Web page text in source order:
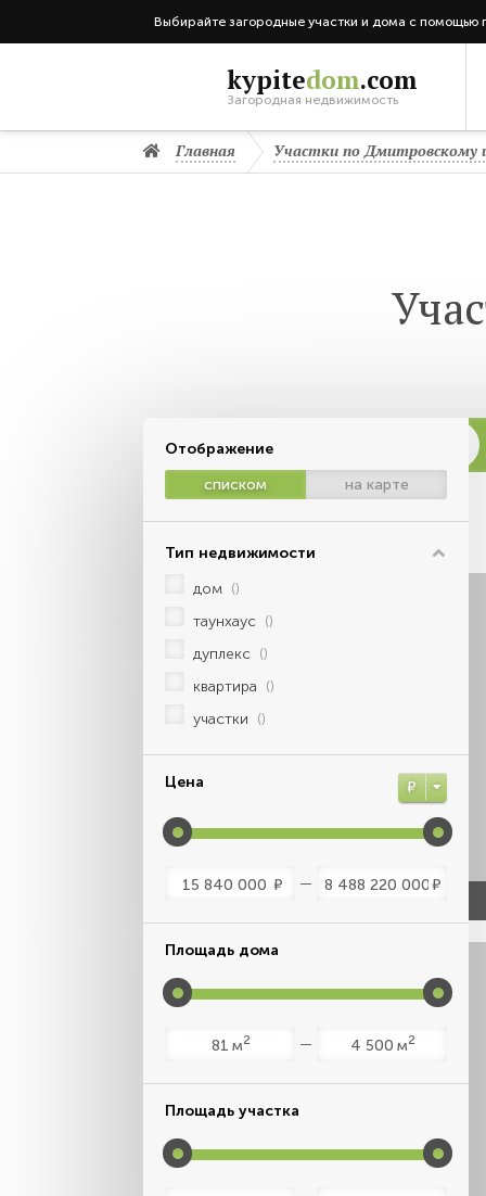
Выбирайте загородные участки и дома с помощью
kypitedom.com
Загородная недвижимость
Главная Участки по Дмитровскому
Отображение
списком
на карте
Тип недвижимости
дом ()
таунхаус ()
дуплекс ()
квартира ()
участки ()
Цена Р
Р Р
Площадь дома
м2 м2
Площадь участка